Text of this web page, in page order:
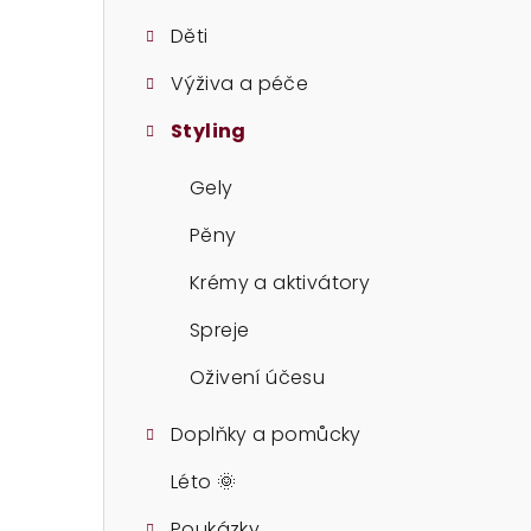
Děti
Výživa a péče
Styling
Gely
Pěny
Krémy a aktivátory
Spreje
Oživení účesu
Doplňky a pomůcky
Léto 🌞